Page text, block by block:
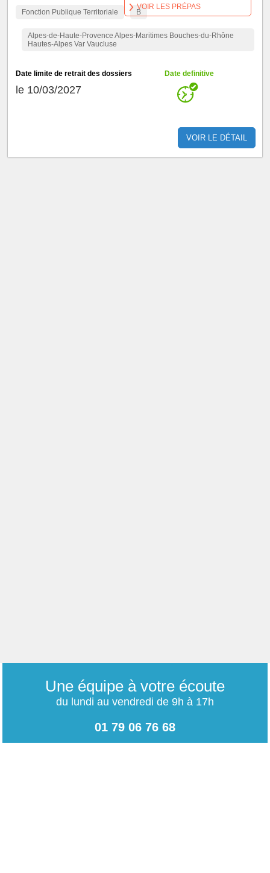
Fonction Publique Territoriale B
Alpes-de-Haute-Provence Alpes-Maritimes Bouches-du-Rhône
Hautes-Alpes Var Vaucluse
Date limite de retrait des dossiers
le 10/03/2027
Date definitive
VOIR LE DÉTAIL
VOIR LES PRÉPAS
Une équipe à votre écoute
du lundi au vendredi de 9h à 17h
01 79 06 76 68